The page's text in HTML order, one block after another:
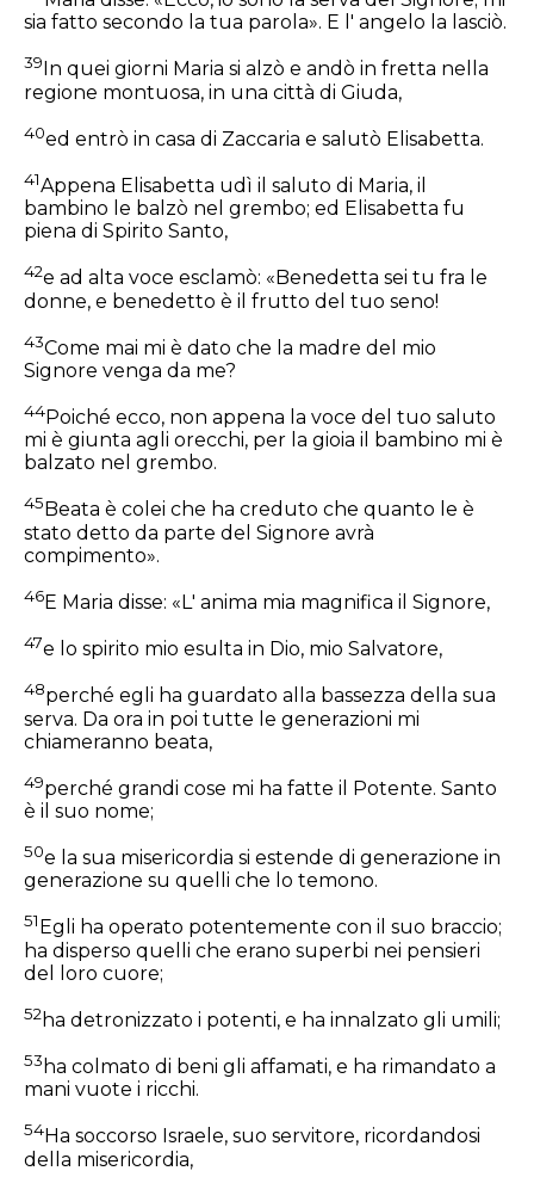
sia fatto secondo la tua parola». E l' angelo la lasciò.
39 In quei giorni Maria si alzò e andò in fretta nella
regione montuosa, in una città di Giuda,
40ed entrò in casa di Zaccaria e salutò Elisabetta.
41Appena Elisabetta udì il saluto di Maria, il
bambino le balzò nel grembo; ed Elisabetta fu
piena di Spirito Santo,
42e ad alta voce esclamò: «Benedetta sei tu fra le
donne, e benedetto è il frutto del tuo seno!
43Come mai mi è dato che la madre del mio
Signore venga da me?
44Poiché ecco, non appena la voce del tuo saluto
mi è giunta agli orecchi, per la gioia il bambino mi è
balzato nel grembo.
45 Beata è colei che ha creduto che quanto le è
stato detto da parte del Signore avrà
compimento».
46E Maria disse: «L' anima mia magnifica il Signore,
47e lo spirito mio esulta in Dio, mio Salvatore,
48perché egli ha guardato alla bassezza della sua
serva. Da ora in poi tutte le generazioni mi
chiameranno beata,
49perché grandi cose mi ha fatte il Potente. Santo
è il suo nome;
50e la sua misericordia si estende di generazione in
generazione su quelli che lo temono.
51 Egli ha operato potentemente con il suo braccio;
ha disperso quelli che erano superbi nei pensieri
del loro cuore;
52 ha detronizzato i potenti, e ha innalzato gli umili;
53 ha colmato di beni gli affamati, e ha rimandato a
mani vuote i ricchi.
54Ha soccorso Israele, suo servitore, ricordandosi
della misericordia,